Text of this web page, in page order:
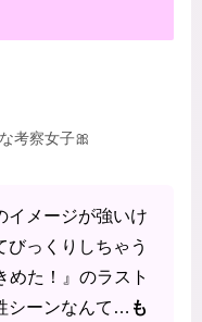
考察女子🎀
イメージが強いけ
びっくりしちゃう
めた！』のラスト
シーンなんて… も